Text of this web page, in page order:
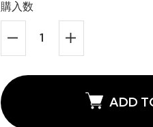
購入数
ADD